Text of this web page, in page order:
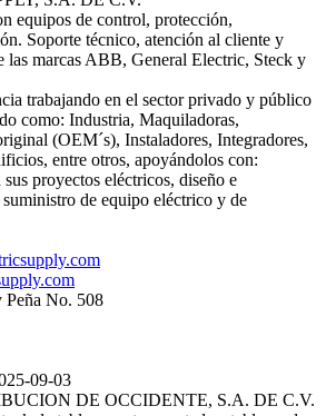
equipos de control, protección,
Soporte técnico, atención al cliente y
las marcas ABB, General Electric, Steck y
trabajando en el sector privado y público
como: Industria, Maquiladoras,
(OEM´s), Instaladores, Integradores,
entre otros, apoyándolos con:
proyectos eléctricos, diseño e
de equipo eléctrico y de
Peña No. 508
09-03
DE OCCIDENTE, S.A. DE C.V.